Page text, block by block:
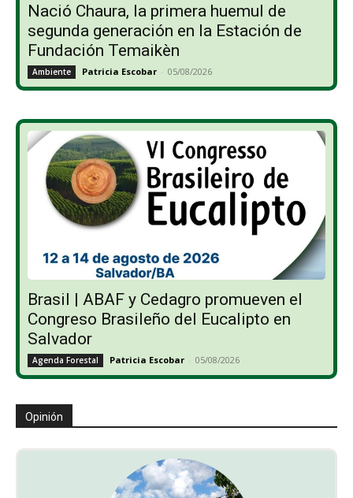
Nació Chaura, la primera huemul de
segunda generación en la Estación de
Fundación Temaikèn
Ambiente Patricia Escobar - 05/08/2026
Brasil | ABAF y Cedagro promueven el
Congreso Brasileño del Eucalipto en
Salvador
Agenda Forestal Patricia Escobar - 05/08/2026
Opinión